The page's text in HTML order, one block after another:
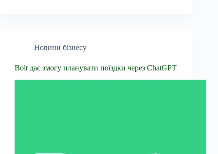
Новини бізнесу
Bolt дає змогу планувати поїздки через ChatGPT